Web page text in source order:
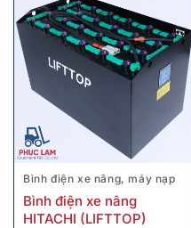
Bình điện xe nâng, máy nạp
Bình điện xe nâng
HITACHI (LIFTTOP)